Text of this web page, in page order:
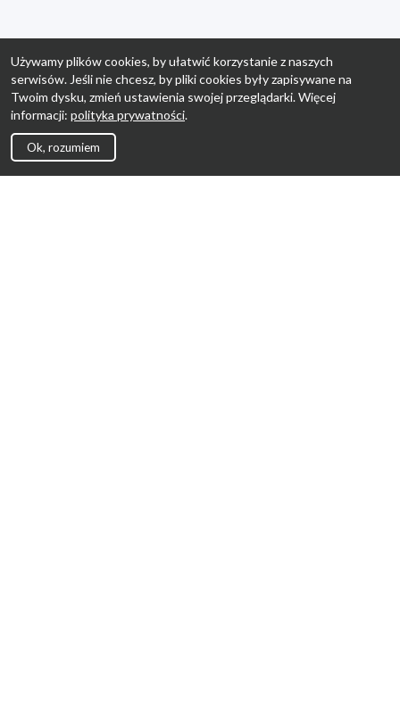
Używamy plików cookies, by ułatwić korzystanie z naszych
serwisów. Jeśli nie chcesz, by pliki cookies były zapisywane na
Twoim dysku, zmień ustawienia swojej przeglądarki. Więcej
informacji: polityka prywatności.
Ok, rozumiem